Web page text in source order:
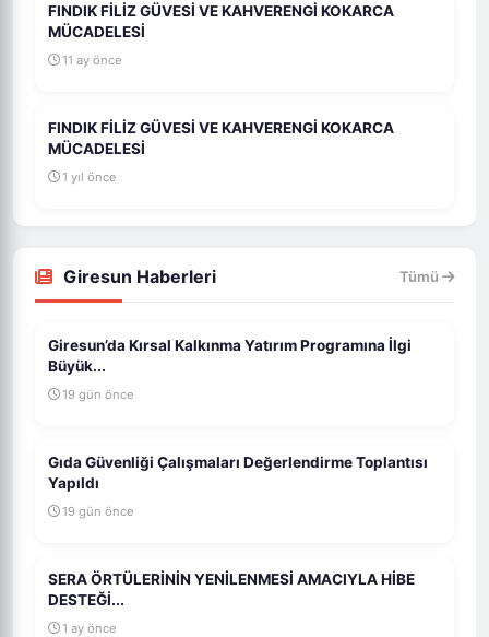
FINDIK FİLİZ GÜVESİ VE KAHVERENGİ KOKARCA
MÜCADELESİ
11 ay önce
FINDIK FİLİZ GÜVESİ VE KAHVERENGİ KOKARCA
MÜCADELESİ
1 yıl önce
Giresun Haberleri Tümü
Giresun’da Kırsal Kalkınma Yatırım Programına İlgi
Büyük...
19 gün önce
Gıda Güvenliği Çalışmaları Değerlendirme Toplantısı
Yapıldı
19 gün önce
SERA ÖRTÜLERİNİN YENİLENMESİ AMACIYLA HİBE
DESTEĞİ...
1 ay önce